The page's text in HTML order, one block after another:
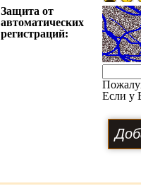
Защита от
автоматических
регистраций:
Если у